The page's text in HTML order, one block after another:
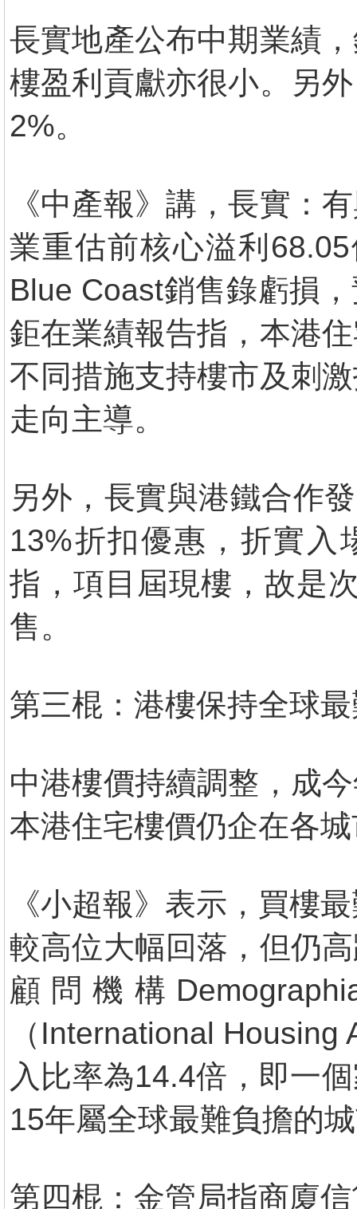
長實地產公布中期業績
樓盈利貢獻亦很小。另
2%。
《中產報》講，長實：
業重估前核心溢利
Blue Coast銷售錄虧損
鉅在業績報告指，本港
不同措施支持樓市及刺
走向主導。
另外，長實與港鐵合作
13%折扣優惠，折實入
指，項目屆現樓，故是
售。
第三棍：港樓保持全球
中港樓價持續調整，成
本港住宅樓價仍企在各
《小超報》表示，買樓
較高位大幅回落，但仍
顧問機構
（International
入比率為14.4倍，即一
15年屬全球最難負擔的
第四棍：金管局指商廈